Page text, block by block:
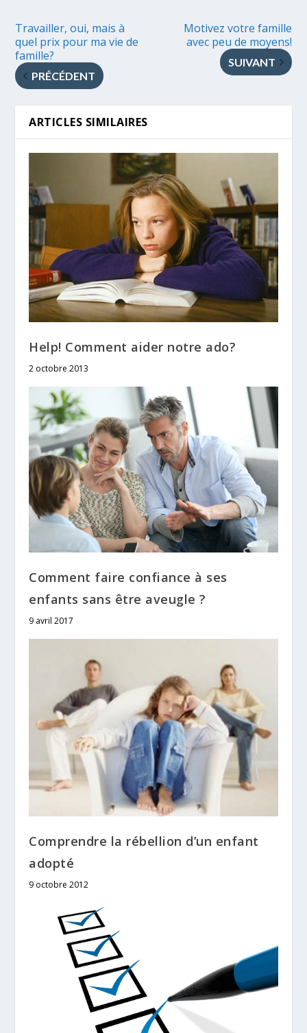
Travailler, oui, mais à
quel prix pour ma vie de
famille?
PRÉCÉDENT
Motivez votre famille
avec peu de moyens!
SUIVANT
ARTICLES SIMILAIRES
Help! Comment aider notre ado?
2 octobre 2013
Comment faire confiance à ses
enfants sans être aveugle ?
9 avril 2017
Comprendre la rébellion d’un enfant
adopté
9 octobre 2012